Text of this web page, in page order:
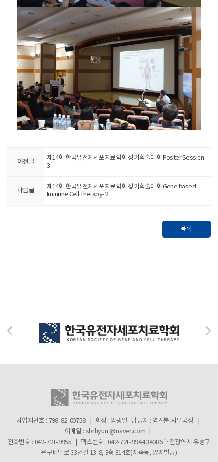
이전글
제14회 한국유전자세포치료학회 정기학술대회 Poster Session-
3
다음글
제14회 한국유전자세포치료학회 정기학술대회 Gene based
Immune Cell Therapy-2
목록
사업자번호 : 798-82-00758 | 회장 : 임광일 담당자 : 염선분 사무국장 |
이메일 : sbrhyum@naver.com |
전화번호 : 042-721-9955 | 팩스번호 : 042-721-994434086 대전광역시 유성구
은구비남로 33번길 13-8, 3층 314호(지족동, 양지빌딩)